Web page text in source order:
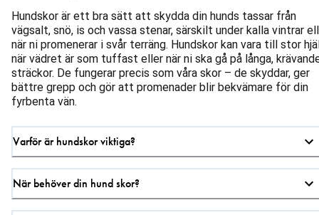
Hundskor är ett bra sätt att skydda din hunds tassar från
vägsalt, snö, is och vassa stenar, särskilt under kalla vintrar
när ni promenerar i svår terräng. Hundskor kan vara till stor
när vädret är som tuffast eller när ni ska gå på långa,
sträckor. De fungerar precis som våra skor – de skyddar, ger
bättre grepp och gör att promenader blir bekvämare för din
fyrbenta vän.
Varför är hundskor viktiga?
När behöver din hund skor?